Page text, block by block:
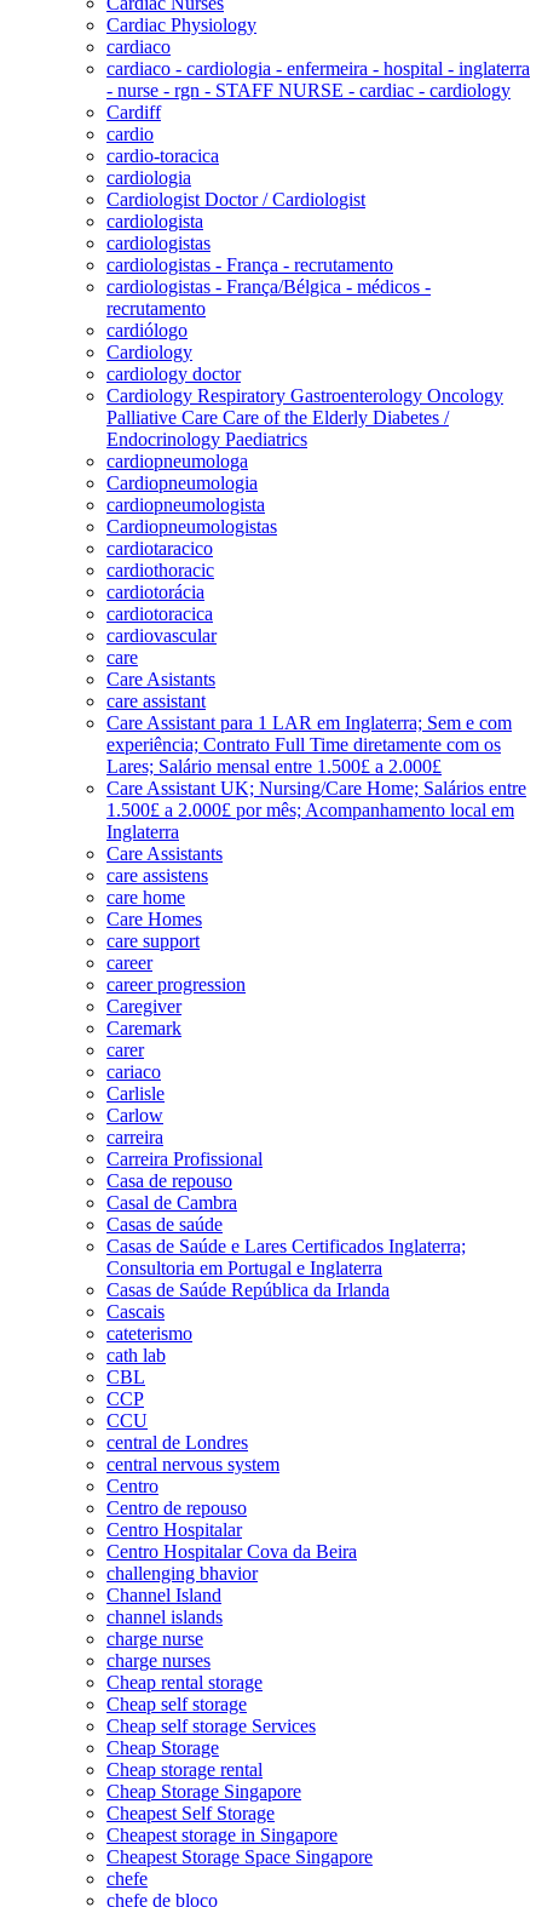
Cardiac Physiology
cardiaco
cardiaco - cardiologia - enfermeira - hospital - inglaterra
- nurse - rgn - STAFF NURSE - cardiac - cardiology
Cardiff
cardio
cardio-toracica
cardiologia
Cardiologist Doctor / Cardiologist
cardiologista
cardiologistas
cardiologistas - França - recrutamento
cardiologistas - França/Bélgica - médicos -
recrutamento
cardiólogo
Cardiology
cardiology doctor
Cardiology Respiratory Gastroenterology Oncology
Palliative Care Care of the Elderly Diabetes /
Endocrinology Paediatrics
cardiopneumologa
Cardiopneumologia
cardiopneumologista
Cardiopneumologistas
cardiotaracico
cardiothoracic
cardiotorácia
cardiotoracica
cardiovascular
care
Care Asistants
care assistant
Care Assistant para 1 LAR em Inglaterra; Sem e com
experiência; Contrato Full Time diretamente com os
Lares; Salário mensal entre 1.500£ a 2.000£
Care Assistant UK; Nursing/Care Home; Salários entre
1.500£ a 2.000£ por mês; Acompanhamento local em
Inglaterra
Care Assistants
care assistens
care home
Care Homes
care support
career
career progression
Caregiver
Caremark
carer
cariaco
Carlisle
Carlow
carreira
Carreira Profissional
Casa de repouso
Casal de Cambra
Casas de saúde
Casas de Saúde e Lares Certificados Inglaterra;
Consultoria em Portugal e Inglaterra
Casas de Saúde República da Irlanda
Cascais
cateterismo
cath lab
CBL
CCP
CCU
central de Londres
central nervous system
Centro
Centro de repouso
Centro Hospitalar
Centro Hospitalar Cova da Beira
challenging bhavior
Channel Island
channel islands
charge nurse
charge nurses
Cheap rental storage
Cheap self storage
Cheap self storage Services
Cheap Storage
Cheap storage rental
Cheap Storage Singapore
Cheapest Self Storage
Cheapest storage in Singapore
Cheapest Storage Space Singapore
chefe
chefe de bloco